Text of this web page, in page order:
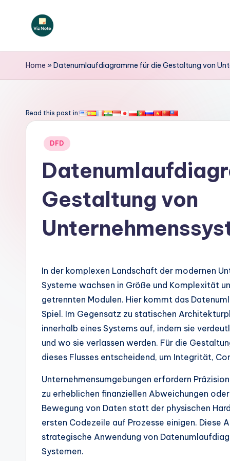
V
iz
o
A
In
si
Home »Datenumlaufdiagramme für die Gestaltung von
Read this post in:
Posted
DFD
Gestaltung von
In der komplexen Landschaft der modernen
Systeme wachsen in Größe und Komplexität
getrennten Modulen. Hier kommt das
Spiel. Im Gegensatz zu statischen
innerhalb eines Systems auf, indem sie
und wo sie verlassen werden. Für die
dieses Flusses entscheidend, um Integrität,
Unternehmensumgebungen erfordern
zu erheblichen finanziellen Abweichungen
Bewegung von Daten statt der physischen
ersten Codezeile auf Prozesse einigen. Diese
strategische Anwendung von
Systemen.